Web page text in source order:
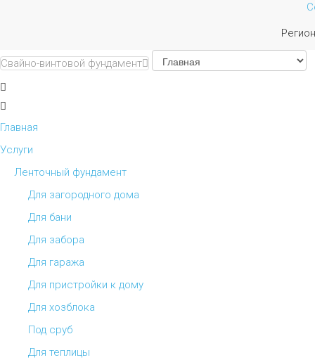
Свайно-винтовой фундамент
Главная
Услуги
Ленточный фундамент
Для загородного дома
Для бани
Для забора
Для гаража
Для пристройки к дому
Для хозблока
Под сруб
Для теплицы